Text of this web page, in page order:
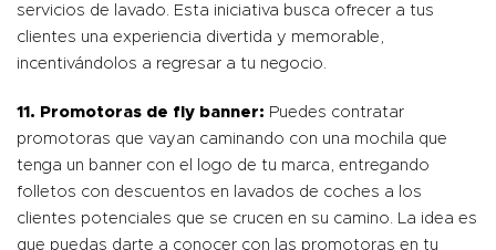
servicios de lavado. Esta iniciativa busca ofrecer a tus
clientes una experiencia divertida y memorable,
incentivándolos a regresar a tu negocio.
11. Promotoras de fly banner: Puedes contratar
promotoras que vayan caminando con una mochila que
tenga un banner con el logo de tu marca, entregando
folletos con descuentos en lavados de coches a los
clientes potenciales que se crucen en su camino. La idea es
que puedas darte a conocer con las promotoras en tu